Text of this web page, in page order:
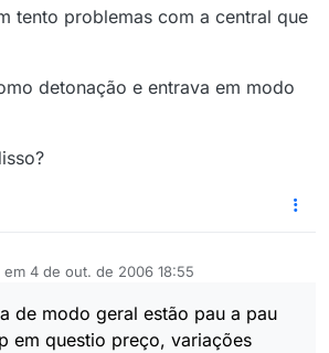
tento problemas com a central que
detonação e entrava em modo
em 4 de out. de 2006 18:55
por
de modo geral estão pau a pau
em questio preço, variações